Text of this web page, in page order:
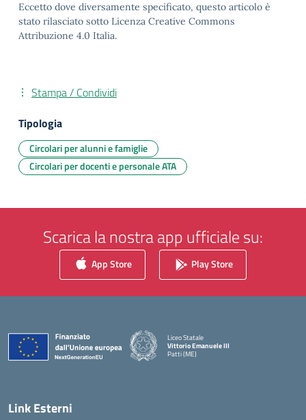
Eccetto dove diversamente specificato, questo articolo è
stato rilasciato sotto Licenza Creative Commons
Attribuzione 4.0 Italia.
Stampa / Condividi
Tipologia
Circolari per alunni e famiglie
Circolari per docenti e personale ATA
Scarica la nostra app ufficiale su:
App Store Play Store
Liceo Statale
Vittorio Emanuele III
Patti (ME)
Link Esterni